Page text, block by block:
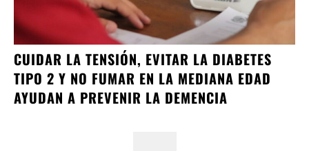
CUIDAR LA TENSIÓN, EVITAR LA DIABETES
TIPO 2 Y NO FUMAR EN LA MEDIANA EDAD
AYUDAN A PREVENIR LA DEMENCIA